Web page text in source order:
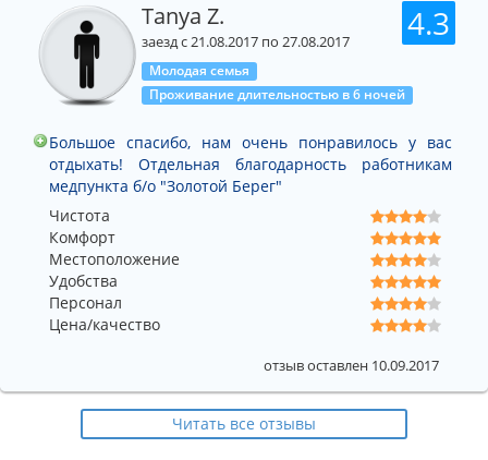
4.3
Tanya Z.
заезд с 21.08.2017 по 27.08.2017
Молодая семья
Проживание длительностью в 6 ночей
Большое спасибо, нам очень понравилось у вас
отдыхать! Отдельная благодарность работникам
медпункта б/о "Золотой Берег"
Чистота
Комфорт
Местоположение
Удобства
Персонал
Цена/качество
отзыв оставлен 10.09.2017
Читать все отзывы